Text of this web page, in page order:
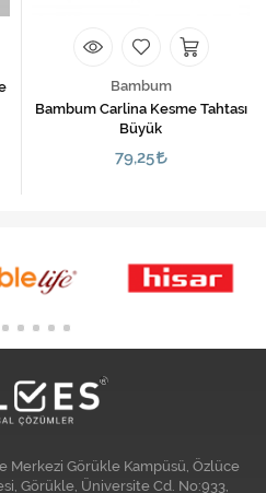
Bambum
Bambum Carlina Kesme Tahtası
Büyük
79,25
Merkezi Görükle Kampüsü, Özlüce
Görükle, Üniversite Cd. No:933,